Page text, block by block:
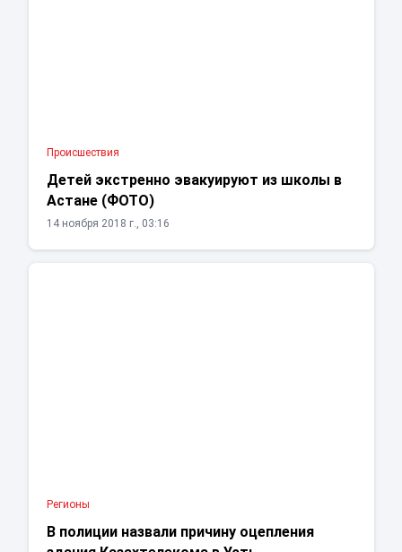
Проиcшествия
Детей экстренно эвакуируют из школы в
Астане (ФОТО)
14 ноября 2018 г., 03:16
Регионы
В полиции назвали причину оцепления